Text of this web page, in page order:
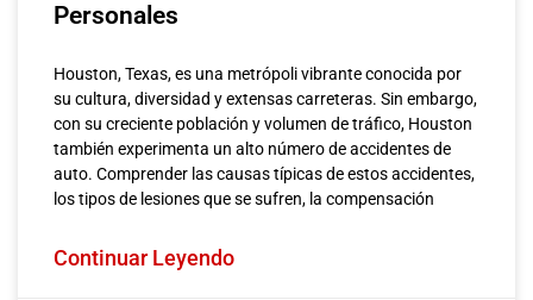
Personales
Houston, Texas, es una metrópoli vibrante conocida por
su cultura, diversidad y extensas carreteras. Sin embargo,
con su creciente población y volumen de tráfico, Houston
también experimenta un alto número de accidentes de
auto. Comprender las causas típicas de estos accidentes,
los tipos de lesiones que se sufren, la compensación
Continuar Leyendo